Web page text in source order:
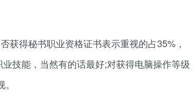
获得秘书职业资格证书表示重视的占35%，
技能，当然有的话最好;对获得电脑操作等级